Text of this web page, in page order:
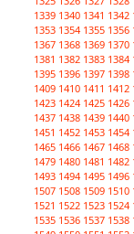
1339 1340 1341 1342
1353 1354 1355 1356
1367 1368 1369 1370
1381 1382 1383 1384
1395 1396 1397 1398
1409 1410 1411 1412
1423 1424 1425 1426
1437 1438 1439 1440
1451 1452 1453 1454
1465 1466 1467 1468
1479 1480 1481 1482
1493 1494 1495 1496
1507 1508 1509 1510
1521 1522 1523 1524
1535 1536 1537 1538